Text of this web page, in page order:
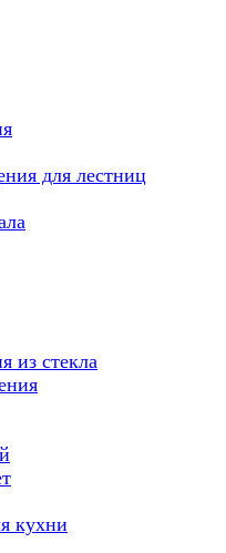
для лестниц
из стекла
кухни